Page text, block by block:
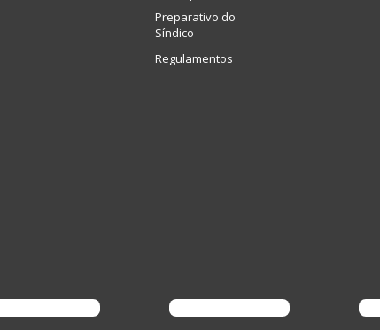
Preparativo do
Síndico
Regulamentos